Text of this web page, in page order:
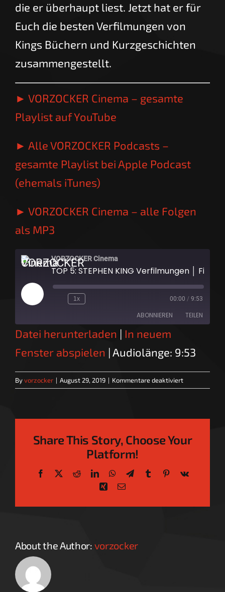
die er überhaupt liest. Jetzt hat er für
Euch die besten Verfilmungen von
Kings Büchern und Kurzgeschichten
zusammengestellt.
► VORZOCKER Cinema – gesamte
Playlist auf YouTube
► Alle VORZOCKER Podcasts –
gesamte Playlist bei Apple Podcast
(ehemals iTunes)
► VORZOCKER Cinema – alle Folgen
als MP3
VORZOCKER Cinema
Play
Episode
1x 00:00 / 9:53
ABONNIEREN TEILEN
RSS FEED
TEILEN
EMBED
Datei herunterladen | In neuem
Fenster abspielen | Audiolänge: 9:53
Byvorzocker | August 29, 2019 | Kommentare deaktiviertfür
TOP
│
Serien
Share This Story, Choose Your
Platform!
Facebook
X RedditLinkedInWhatsApp
TelegramTumblrPinterest
Vk
Xing Email
About the Author: vorzocker